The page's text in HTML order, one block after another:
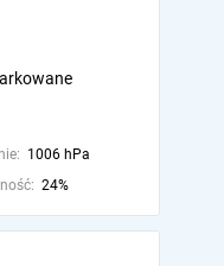
1006 hPa
24%